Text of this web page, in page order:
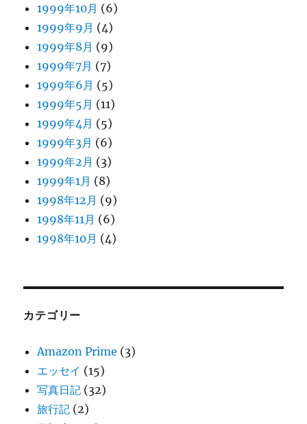
1999年10月 (6)
1999年9月 (4)
1999年8月 (9)
1999年7月 (7)
1999年6月 (5)
1999年5月 (11)
1999年4月 (5)
1999年3月 (6)
1999年2月 (3)
1999年1月 (8)
1998年12月 (9)
1998年11月 (6)
1998年10月 (4)
カテゴリー
Amazon Prime (3)
エッセイ (15)
写真日記 (32)
旅行記 (2)